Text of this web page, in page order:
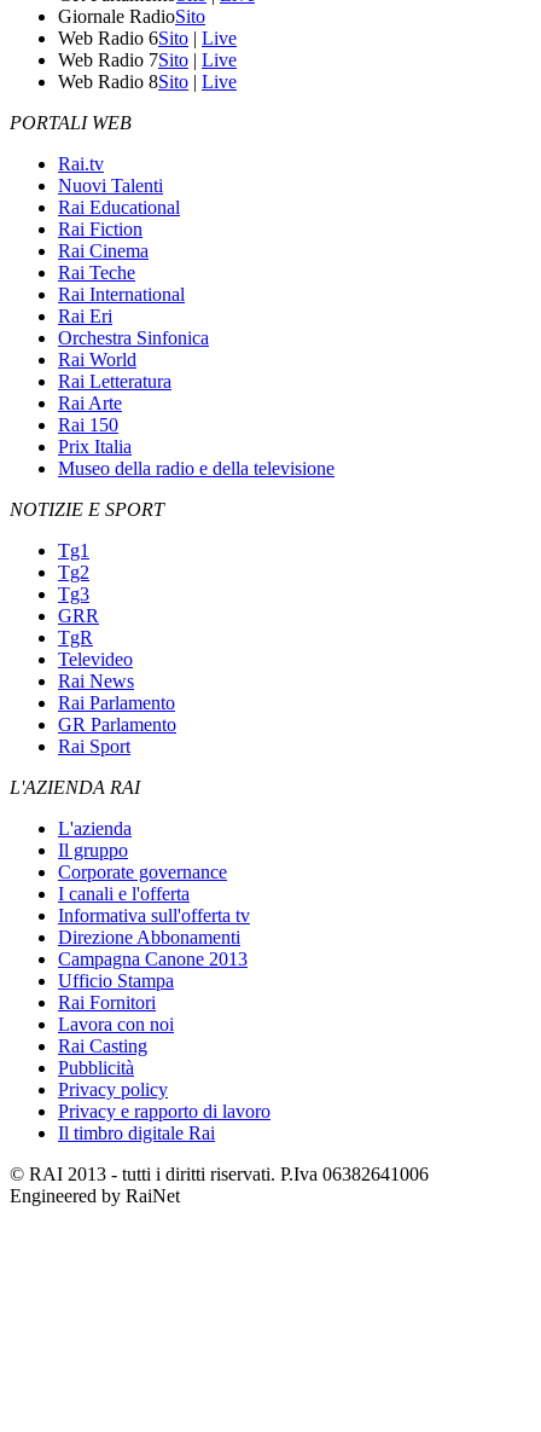
Giornale RadioSito
Web Radio 6Sito | Live
Web Radio 7Sito | Live
Web Radio 8Sito | Live
PORTALI WEB
Rai.tv
Nuovi Talenti
Rai Educational
Rai Fiction
Rai Cinema
Rai Teche
Rai International
Rai Eri
Orchestra Sinfonica
Rai World
Rai Letteratura
Rai Arte
Rai 150
Prix Italia
Museo della radio e della televisione
NOTIZIE E SPORT
Tg1
Tg2
Tg3
GRR
TgR
Televideo
Rai News
Rai Parlamento
GR Parlamento
Rai Sport
L'AZIENDA RAI
L'azienda
Il gruppo
Corporate governance
I canali e l'offerta
Informativa sull'offerta tv
Direzione Abbonamenti
Campagna Canone 2013
Ufficio Stampa
Rai Fornitori
Lavora con noi
Rai Casting
Pubblicità
Privacy policy
Privacy e rapporto di lavoro
Il timbro digitale Rai
© RAI 2013 - tutti i diritti riservati. P.Iva 06382641006
Engineered by RaiNet